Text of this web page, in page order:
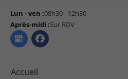
Lun - ven :08h30 - 12h30
Après-midi :Sur RDV
Accueil